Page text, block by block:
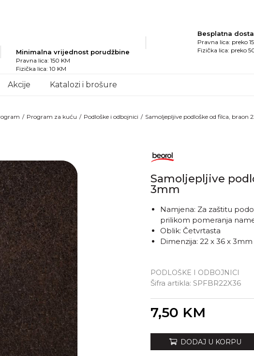
Minimalna vrijednost porudžbine
Pravna lica: 150 KM
Fizička lica: 10 KM
Besplatna
Pravna lica: preko
Fizička lica: preko
Akcije Katalozi i brošure
Program za kuću Podloške i odbojnici Samoljepljive podloške od filca, braon
Samoljepljive
3mm
PODLOŠKE I ODBOJNICI
Šifra artikla: SPFBR22X36
Namjena: Za zaštitu
prilikom pomeranja
Oblik: Četvrtasta
Dimenzija: 22 x 36 x 3mm
7,50 KM
DODAJ U KORPU